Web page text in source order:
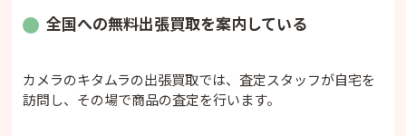
全国への無料出張買取を案内している
カメラのキタムラの出張買取では、査定スタッフが自宅を
訪問し、その場で商品の査定を行います。